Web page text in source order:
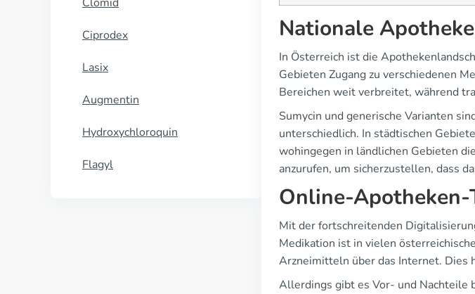
Ciprodex
Lasix
Augmentin
Hydroxychloroquin
Flagyl
Nationale
In Österreich ist die
Gebieten Zugang zu verschiedenen
Bereichen weit verbreitet, während
Sumycin und generische Varianten
unterschiedlich. In städtischen
wohingegen in ländlichen Gebieten
anzurufen, um sicherzustellen, dass
Online-Apotheken-
Mit der fortschreitenden
Medikation ist in vielen
Arzneimitteln über das Internet. Dies
Allerdings gibt es Vor- und Nachteile